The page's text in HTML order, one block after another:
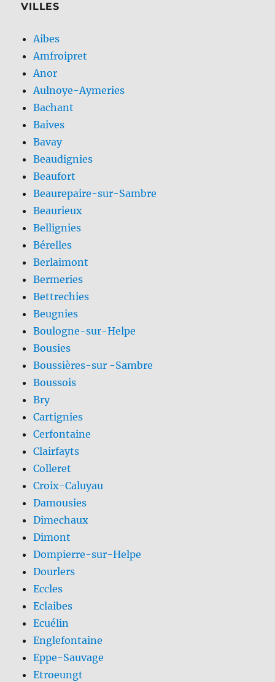
VILLES
Aibes
Amfroipret
Anor
Aulnoye-Aymeries
Bachant
Baives
Bavay
Beaudignies
Beaufort
Beaurepaire-sur-Sambre
Beaurieux
Bellignies
Bérelles
Berlaimont
Bermeries
Bettrechies
Beugnies
Boulogne-sur-Helpe
Bousies
Boussières-sur -Sambre
Boussois
Bry
Cartignies
Cerfontaine
Clairfayts
Colleret
Croix-Caluyau
Damousies
Dimechaux
Dimont
Dompierre-sur-Helpe
Dourlers
Eccles
Eclaibes
Ecuélin
Englefontaine
Eppe-Sauvage
Etroeungt